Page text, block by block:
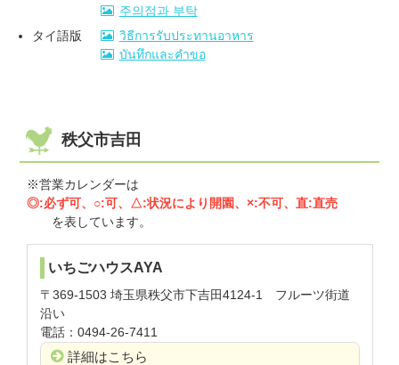
주의점과 부탁
タイ語版
วิธีการรับประทานอาหาร
บันทึกและคำขอ
秩父市吉田
※営業カレンダーは
◎:必ず可、○:可、△:状況により開園、×:不可、直:直売
を表しています。
いちごハウスAYA
〒369-1503 埼玉県秩父市下吉田4124-1 フルーツ街道
沿い
電話：0494-26-7411
詳細はこちら